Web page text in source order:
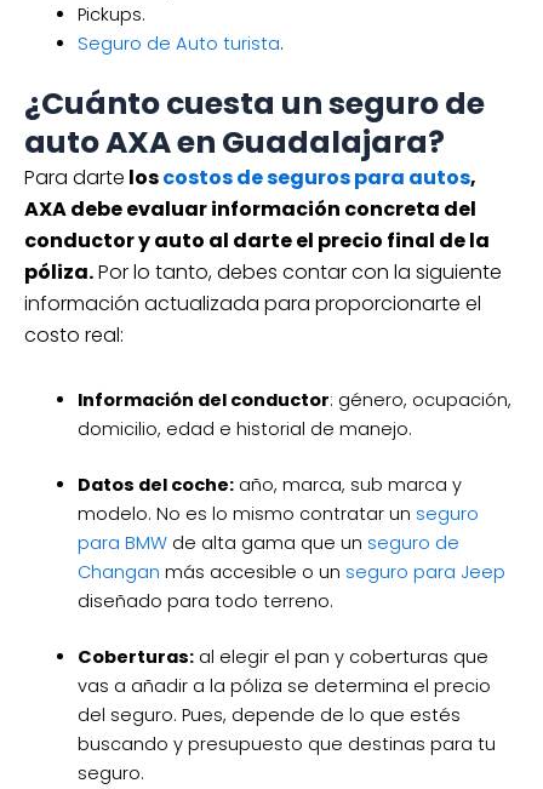
Pickups.
Seguro de Auto turista.
¿Cuánto cuesta un seguro de
auto AXA en Guadalajara?
Para darte loscostos de seguros para autos,
AXA debe evaluar información concreta del
conductor y auto al darte el precio final de la
póliza.Por lo tanto, debes contar con la siguiente
información actualizada para proporcionarte el
costo real:
Información del conductor: género, ocupación,
domicilio, edad e historial de manejo.
Datos del coche:año, marca, sub marca y
modelo. No es lo mismo contratar un seguro
para BMWde alta gama que un seguro de
Changan más accesible o un seguro para Jeep
diseñado para todo terreno.
Coberturas:al elegir el pan y coberturas que
vas a añadir a la póliza se determina el precio
del seguro. Pues, depende de lo que estés
buscando y presupuesto que destinas para tu
seguro.